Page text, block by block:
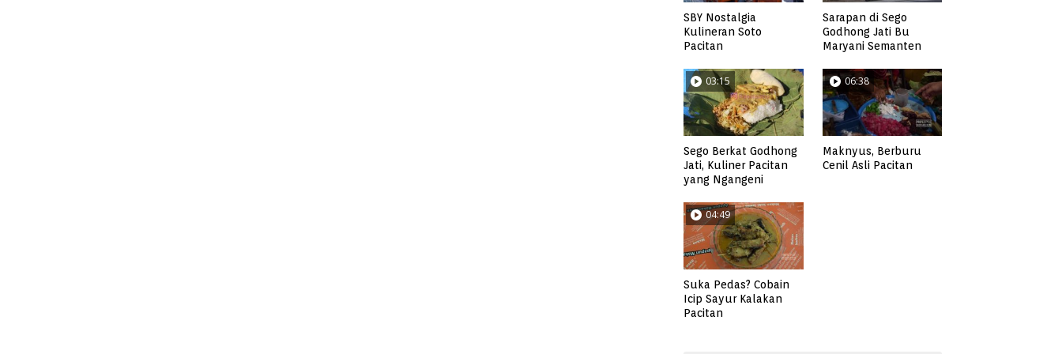
SBY Nostalgia
Kulineran Soto
Pacitan
Sarapan di Sego
Godhong Jati Bu
Maryani Semanten
03:15
Sego Berkat Godhong
Jati, Kuliner Pacitan
yang Ngangeni
06:38
Maknyus, Berburu
Cenil Asli Pacitan
04:49
Suka Pedas? Cobain
Icip Sayur Kalakan
Pacitan